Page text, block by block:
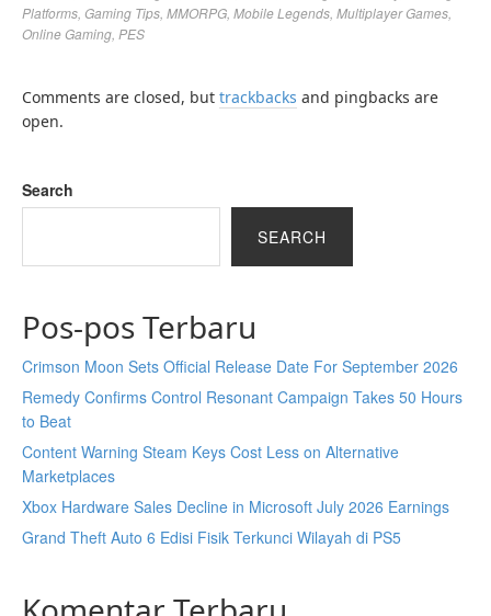
Platforms Gaming Tips MMORPG Mobile Legends Multiplayer Games
Online Gaming PES
Comments are closed, but trackbacks and pingbacks are
open.
Search
SEARCH
Pos-pos Terbaru
Crimson Moon Sets Official Release Date For September 2026
Remedy Confirms Control Resonant Campaign Takes 50 Hours
to Beat
Content Warning Steam Keys Cost Less on Alternative
Marketplaces
Xbox Hardware Sales Decline in Microsoft July 2026 Earnings
Grand Theft Auto 6 Edisi Fisik Terkunci Wilayah di PS5